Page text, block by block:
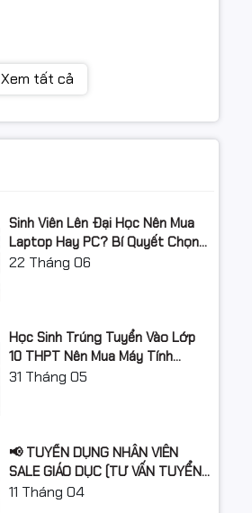
Xem tất cả
Sinh Viên Lên Đại Học Nên Mua
Laptop Hay PC? Bí Quyết Chọn
Máy Tính Đúng Nhu Cầu, Không
22 Tháng 06
Học Sinh Trúng Tuyển Vào Lớp
10 THPT Nên Mua Máy Tính
Laptop Gì Năm Học 2026 -
31 Tháng 05
📢 TUYỂN DỤNG NHÂN VIÊN
SALE GIÁO DỤC (TƯ VẤN TUYỂN
SINH)
11 Tháng 04